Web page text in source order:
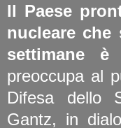
Il Paese
nucleare che
settimane è
preoccupa al
Difesa dello
Gantz, in